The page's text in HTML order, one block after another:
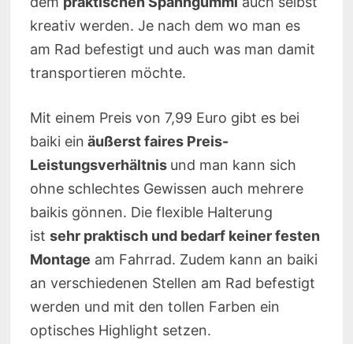
kreativ werden. Je nach dem wo man es
am Rad befestigt und auch was man damit
transportieren möchte.
Mit einem Preis von 7,99 Euro gibt es bei
baiki ein äußerst faires Preis-
Leistungsverhältnis und man kann sich
ohne schlechtes Gewissen auch mehrere
baikis gönnen. Die flexible Halterung
ist sehr praktisch und bedarf keiner festen
Montage am Fahrrad. Zudem kann an baiki
an verschiedenen Stellen am Rad befestigt
werden und mit den tollen Farben ein
optisches Highlight setzen.